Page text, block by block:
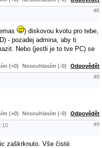
#6
) diskovou kvotu pro tebe,
- pozadej admina, aby ti
Nebo (jestli je to tve PC) se
(+0) Nesouhlasím (-0) Odpovědět
#8
(+0) Nesouhlasím (-0) Odpovědět
#9
zaškrknuto. Vše čisté.